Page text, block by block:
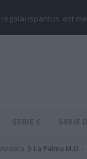
regalai ispantus: est
SERIE C SERIE D
Andata La Palma M.U.